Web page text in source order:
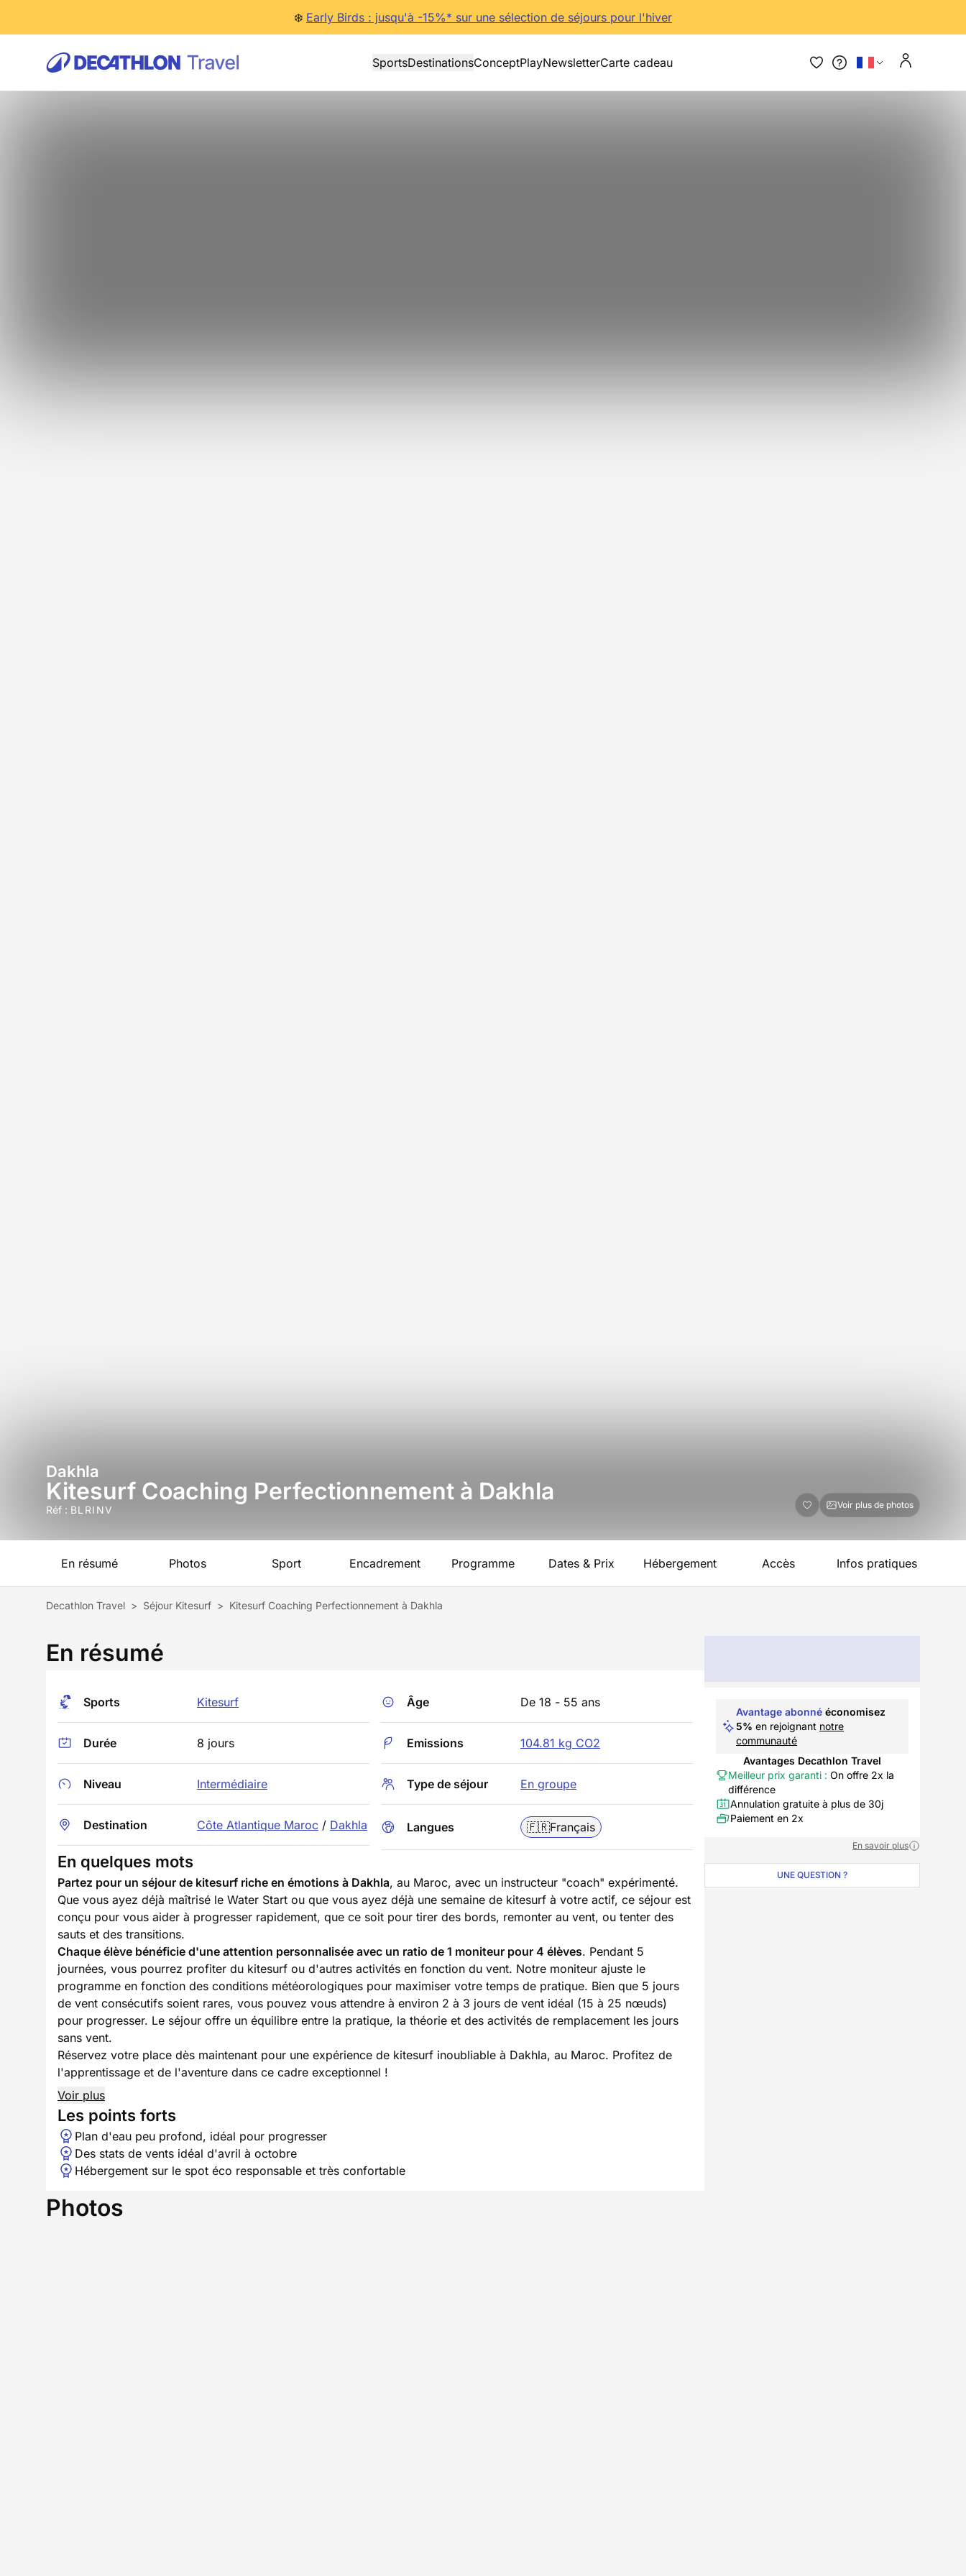
❄️ Early Birds : jusqu'à -15%* sur une sélection de séjours pour l'hiver
SportsDestinationsConceptPlayNewsletterCarte cadeau
Dakhla
Kitesurf Coaching Perfectionnement à Dakhla
Réf : BLRINV Voir plus de photos
En résumé Photos Sport Encadrement Programme Dates & Prix Hébergement Accès Infos pratiques
Decathlon Travel > Séjour Kitesurf > Kitesurf Coaching Perfectionnement à Dakhla
En résumé
Sports Kitesurf
Durée 8 jours
Niveau Intermédiaire
Destination Côte Atlantique Maroc / Dakhla
Âge De 18 - 55 ans
Emissions 104.81 kg CO2
Type de séjour En groupe
Langues 🇫🇷Français
En quelques mots
Partez pour un séjour de kitesurf riche en émotions à Dakhla, au Maroc, avec un instructeur "coach" expérimenté.
Que vous ayez déjà maîtrisé le Water Start ou que vous ayez déjà une semaine de kitesurf à votre actif, ce séjour est
conçu pour vous aider à progresser rapidement, que ce soit pour tirer des bords, remonter au vent, ou tenter des
sauts et des transitions.
Chaque élève bénéficie d'une attention personnalisée avec un ratio de 1 moniteur pour 4 élèves. Pendant 5
journées, vous pourrez profiter du kitesurf ou d'autres activités en fonction du vent. Notre moniteur ajuste le
programme en fonction des conditions météorologiques pour maximiser votre temps de pratique. Bien que 5 jours
de vent consécutifs soient rares, vous pouvez vous attendre à environ 2 à 3 jours de vent idéal (15 à 25 nœuds)
pour progresser. Le séjour offre un équilibre entre la pratique, la théorie et des activités de remplacement les jours
sans vent.
Réservez votre place dès maintenant pour une expérience de kitesurf inoubliable à Dakhla, au Maroc. Profitez de
l'apprentissage et de l'aventure dans ce cadre exceptionnel !
Voir plus
Les points forts
Plan d'eau peu profond, idéal pour progresser
Des stats de vents idéal d'avril à octobre
Hébergement sur le spot éco responsable et très confortable
Photos
Avantage abonné économisez
5% en rejoignant notre
communauté
Avantages Decathlon Travel
Meilleur prix garanti : On offre 2x la
différence
Annulation gratuite à plus de 30j
Paiement en 2x
En savoir plus
UNE QUESTION ?